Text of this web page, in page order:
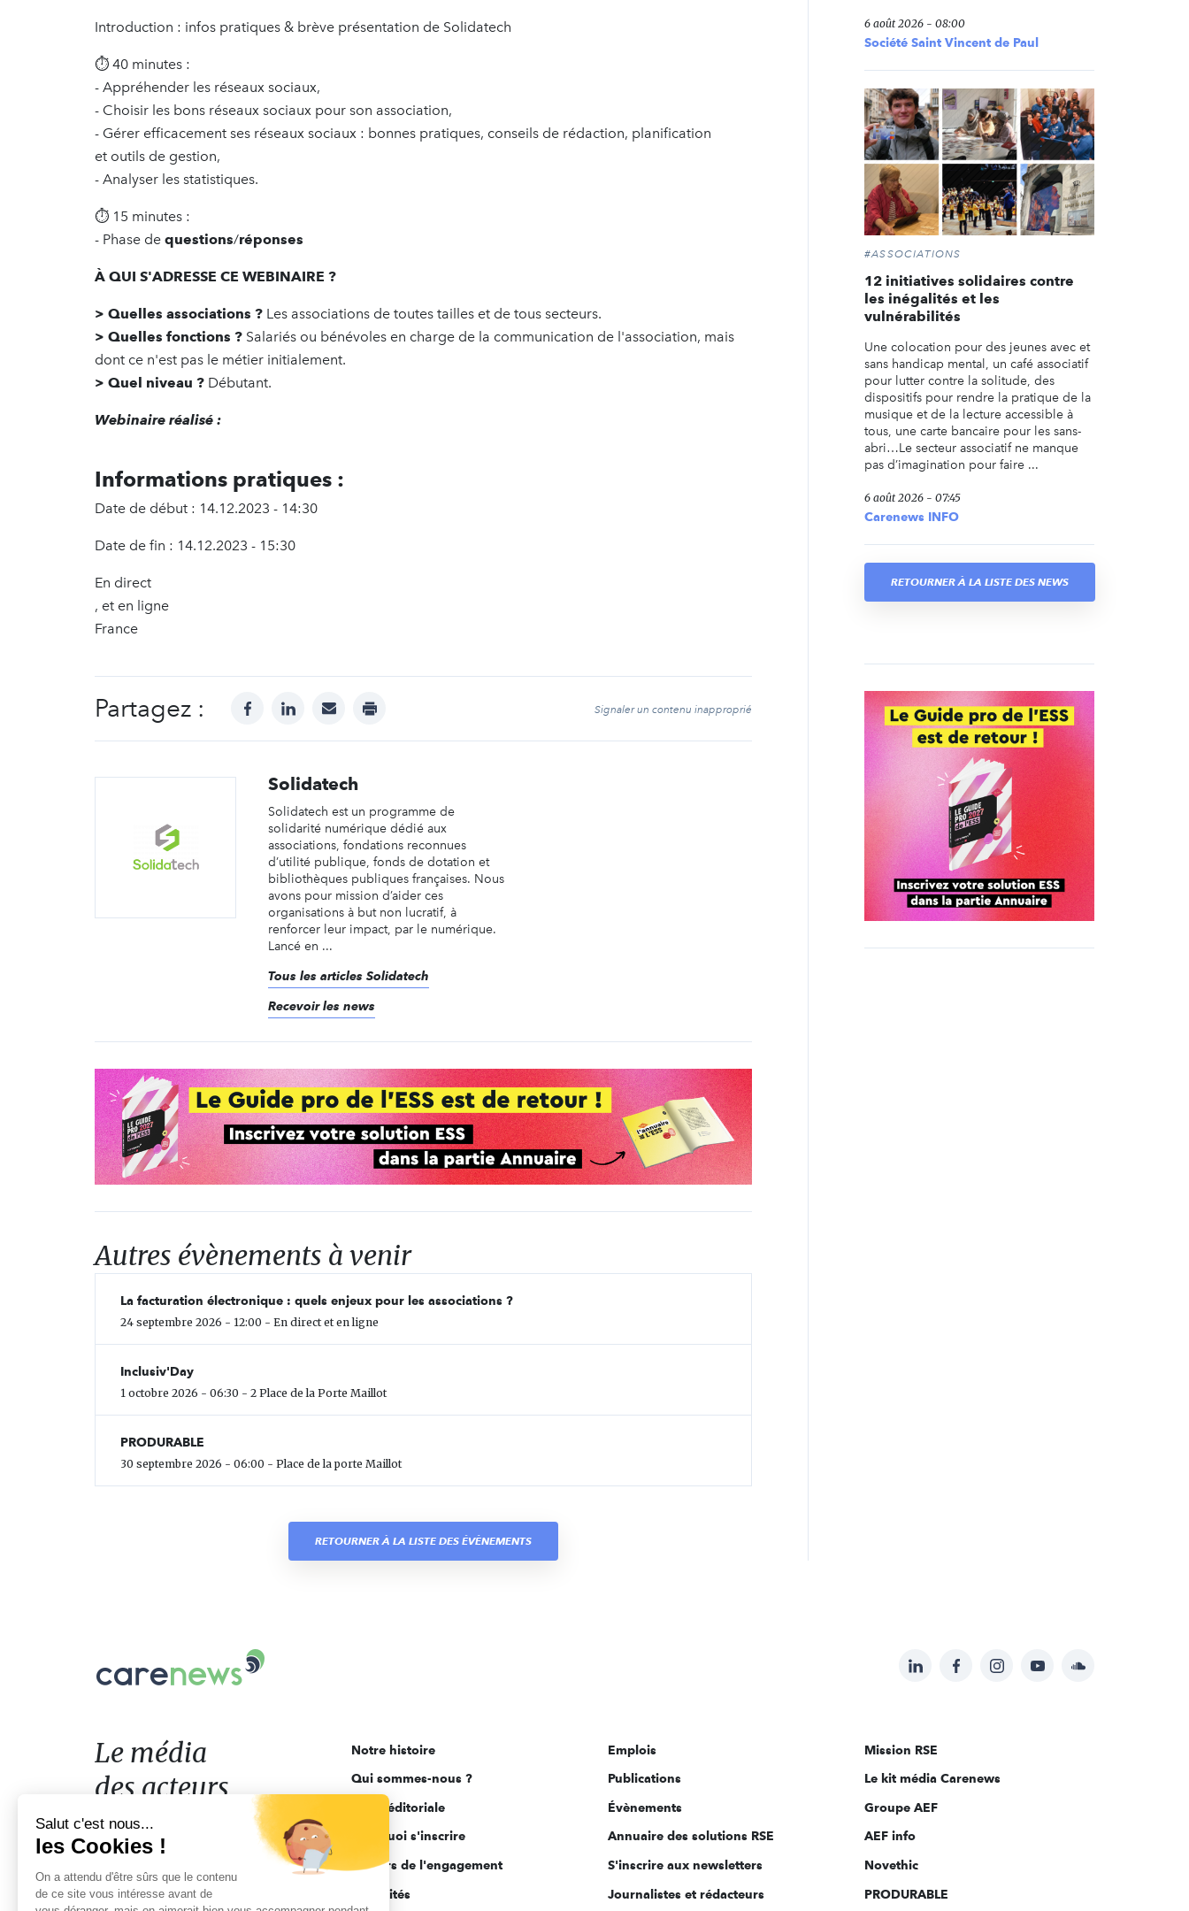
Introduction : infos pratiques & brève présentation de Solidatech
⏱ 40 minutes :
- Appréhender les réseaux sociaux,
- Choisir les bons réseaux sociaux pour son association,
- Gérer efficacement ses réseaux sociaux : bonnes pratiques, conseils de rédaction, planification
et outils de gestion,
- Analyser les statistiques.
⏱ 15 minutes :
- Phase de questions/réponses
À QUI S'ADRESSE CE WEBINAIRE ?
> Quelles associations ? Les associations de toutes tailles et de tous secteurs.
> Quelles fonctions ? Salariés ou bénévoles en charge de la communication de l'association, mais
dont ce n'est pas le métier initialement.
> Quel niveau ? Débutant.
Webinaire réalisé :
Informations pratiques :
Date de début : 14.12.2023 - 14:30
Date de fin : 14.12.2023 - 15:30
En direct
, et en ligne
France
Partagez : facebooklinkedinmail print Signaler un contenu inapproprié
Solidatech
Solidatech est un programme de
solidarité numérique dédié aux
associations, fondations reconnues
d’utilité publique, fonds de dotation et
bibliothèques publiques françaises. Nous
avons pour mission d’aider ces
organisations à but non lucratif, à
renforcer leur impact, par le numérique.
Lancé en ...
Tous les articles Solidatech
Recevoir les news
Autres évènements à venir
La facturation électronique : quels enjeux pour les associations ?
24 septembre 2026 - 12:00 - En direct et en ligne
Inclusiv'Day
1 octobre 2026 - 06:30 - 2 Place de la Porte Maillot
PRODURABLE
30 septembre 2026 - 06:00 - Place de la porte Maillot
RETOURNER À LA LISTE DES ÉVÈNEMENTS
6 août 2026 - 08:00
Société Saint Vincent de Paul
#ASSOCIATIONS
12 initiatives solidaires contre
les inégalités et les
vulnérabilités
Une colocation pour des jeunes avec et
sans handicap mental, un café associatif
pour lutter contre la solitude, des
dispositifs pour rendre la pratique de la
musique et de la lecture accessible à
tous, une carte bancaire pour les sans-
abri…Le secteur associatif ne manque
pas d’imagination pour faire ...
6 août 2026 - 07:45
Carenews INFO
RETOURNER À LA LISTE DES NEWS
Suivez-
sur:
LinkedInFacebookInstagramYouTubeSoundcloud
Le
acteurs
de
l'engagement
Le média
des acteurs
de l'engagement
Notre histoire
Qui sommes-nous ?
Ligne éditoriale
Pourquoi s'inscrire
Acteurs de l'engagement
Actualités
Emplois
Publications
Évènements
Annuaire des solutions RSE
S'inscrire aux newsletters
Journalistes et rédacteurs
Mission RSE
Le kit média Carenews
Groupe AEF
AEF info
Novethic
PRODURABLE
Salut c'est nous...
les Cookies !
On a attendu d'être sûrs que le contenu
de ce site vous intéresse avant de